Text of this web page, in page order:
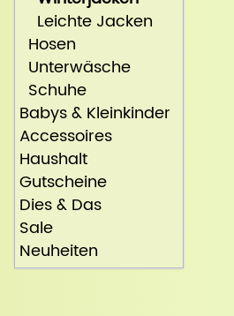
Leichte Jacken
Hosen
Unterwäsche
Schuhe
Babys & Kleinkinder
Accessoires
Haushalt
Gutscheine
Dies & Das
Sale
Neuheiten